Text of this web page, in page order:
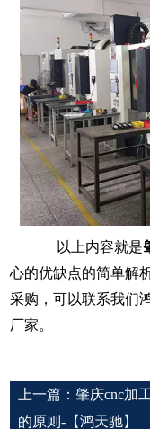
以上内容就是
心的优缺点的简单解
采购，可以联系我们
厂家。
上一篇： 肇庆cnc加
的原则-【鸿天驰】